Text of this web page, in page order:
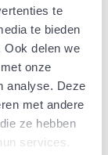
te
te bieden
Ook delen we
onze
analyse. Deze
met andere
ze hebben
services.
incl. btw